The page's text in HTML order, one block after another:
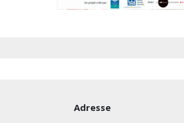
Adresse